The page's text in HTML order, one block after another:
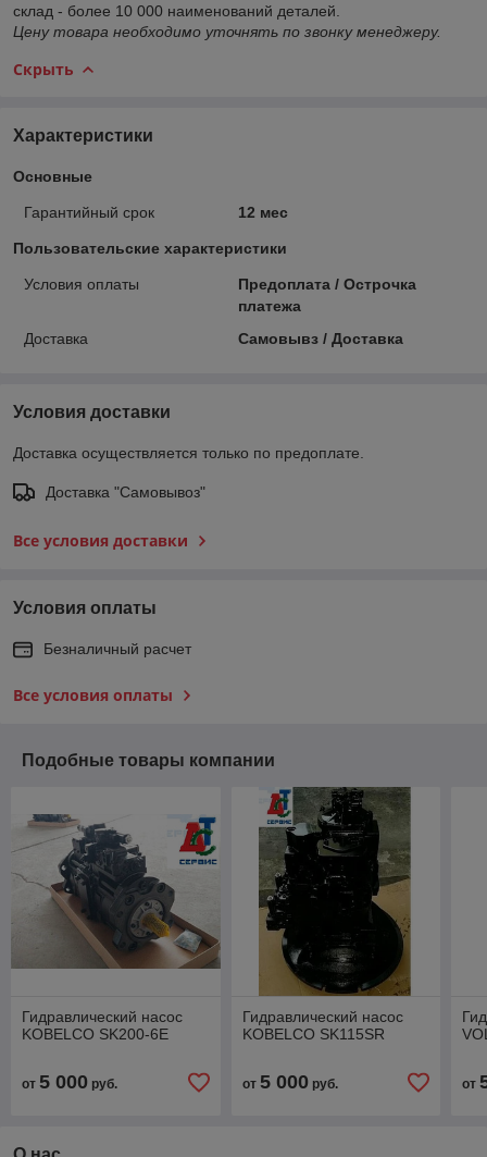
склад - более 10 000 наименований деталей.
Цену товара необходимо уточнять по звонку менеджеру.
Скрыть
Характеристики
Основные
Гарантийный срок 12 мес
Пользовательские характеристики
Условия оплаты
Предоплата / Острочка
платежа
Доставка
Самовывз / Доставка
Условия доставки
Доставка осуществляется только по предоплате.
Доставка "Самовывоз"
Все условия доставки
Условия оплаты
Безналичный расчет
Все условия оплаты
Подобные товары компании
Гидравлический насос
KOBELCO SK200-6E
от 5 000 руб.
Гидравлический насос
KOBELCO SK115SR
от 5 000руб. от